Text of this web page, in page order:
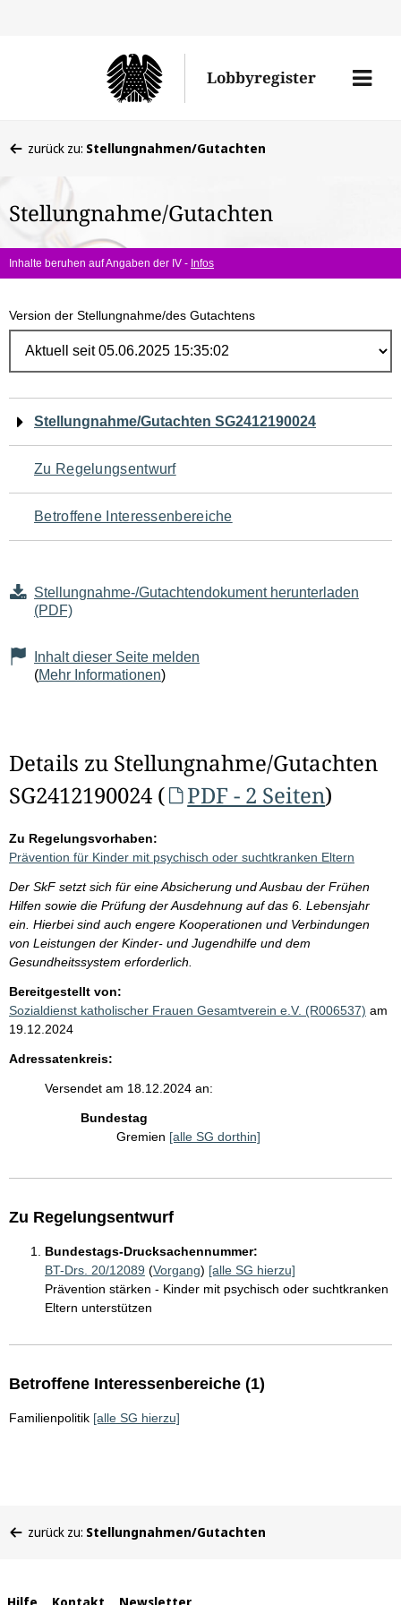
Lobbyregister
Menü
befinden
hier:
zurück zu: Stellungnahmen/Gutachten
Stellungnahme/Gutachten
Inhalte beruhen auf Angaben der IV - Infos
Version der Stellungnahme/des Gutachtens
Navigation
für
den
Seiteninhalt
Stellungnahme/Gutachten SG2412190024
Zu Regelungsentwurf
Betroffene Interessenbereiche
Stellungnahme-/Gutachtendokument herunterladen
(PDF)
Inhalt dieser Seite melden
(Mehr Informationen)
Details zu Stellungnahme/Gutachten
SG2412190024 (
PDF - 2 Seiten)
Zu Regelungsvorhaben:
Prävention für Kinder mit psychisch oder suchtkranken Eltern
Der SkF setzt sich für eine Absicherung und Ausbau der Frühen
Hilfen sowie die Prüfung der Ausdehnung auf das 6. Lebensjahr
ein. Hierbei sind auch engere Kooperationen und Verbindungen
von Leistungen der Kinder- und Jugendhilfe und dem
Gesundheitssystem erforderlich.
Bereitgestellt von:
Sozialdienst katholischer Frauen Gesamtverein e.V. (R006537) am
19.12.2024
Adressatenkreis:
Versendet am 18.12.2024 an:
Bundestag
Gremien [alle SG dorthin]
Zu Regelungsentwurf
Bundestags-Drucksachennummer:
BT-Drs. 20/12089 (Vorgang) [alle SG hierzu]
Prävention stärken - Kinder mit psychisch oder suchtkranken
Eltern unterstützen
Betroffene Interessenbereiche (1)
Familienpolitik [alle SG hierzu]
befinden
zurück zu: Stellungnahmen/Gutachten